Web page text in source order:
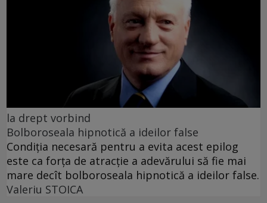
la drept vorbind
Bolboroseala hipnotică a ideilor false
Condiția necesară pentru a evita acest epilog
este ca forța de atracție a adevărului să fie mai
mare decît bolboroseala hipnotică a ideilor false.
Valeriu STOICA